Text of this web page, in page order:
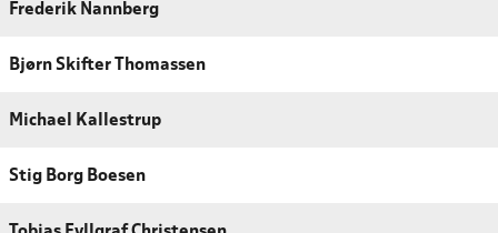
Frederik Nannberg
Bjørn Skifter Thomassen
Michael Kallestrup
Stig Borg Boesen